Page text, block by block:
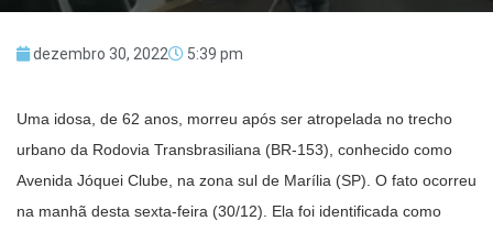
dezembro 30, 2022 5:39 pm
Uma idosa, de 62 anos, morreu após ser atropelada no trecho
urbano da Rodovia Transbrasiliana (BR-153), conhecido como
Avenida Jóquei Clube, na zona sul de Marília (SP). O fato ocorreu
na manhã desta sexta-feira (30/12). Ela foi identificada como